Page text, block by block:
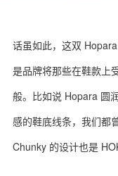
话虽如此，这双
是品牌将那些在鞋款上
般。比如说 Hopara 圆
感的鞋底线条，我们都
Chunky 的设计也是